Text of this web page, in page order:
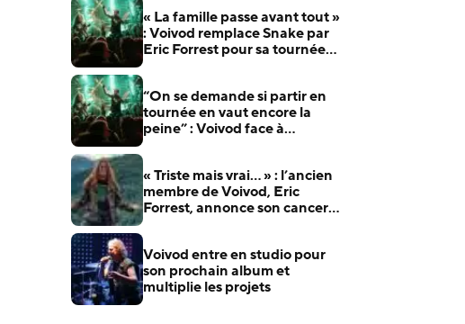
« La famille passe avant tout »
: Voivod remplace Snake par
Eric Forrest pour sa tournée
“On se demande si partir en
tournée en vaut encore la
peine” : Voivod face à
« Triste mais vrai… » : l’ancien
membre de Voivod, Eric
Forrest, annonce son cancer
Voivod entre en studio pour
son prochain album et
multiplie les projets